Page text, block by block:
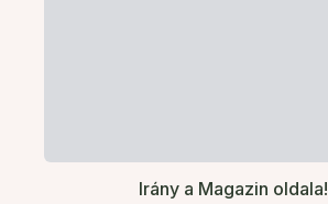
Irány a Magazin oldala!